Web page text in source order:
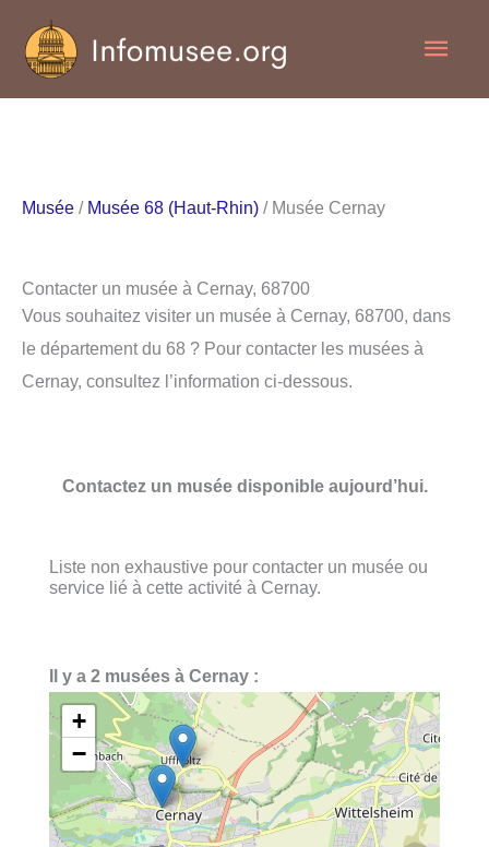
contenu
Musée / Musée 68 (Haut-Rhin) / Musée Cernay
Contacter un musée à Cernay, 68700
Vous souhaitez visiter un musée à Cernay, 68700, dans
le département du 68 ? Pour contacter les musées à
Cernay, consultez l’information ci-dessous.
Contactez un musée disponible aujourd’hui.
Liste non exhaustive pour contacter un musée ou
service lié à cette activité à Cernay.
Il y a 2 musées à Cernay :
+
−